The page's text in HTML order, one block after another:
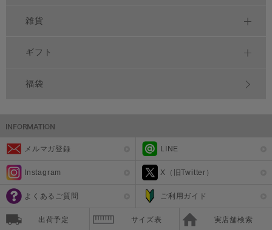
雑貨
ギフト
福袋
メルマガ登録 LINE
Instagram X（旧Twitter）
よくあるご質問 ご利用ガイド
出荷予定 サイズ表 実店舗検索